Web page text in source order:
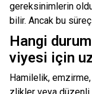
gereksinimlerin
bilir. Ancak bu
Hangi
viyesi için
Hamilelik,